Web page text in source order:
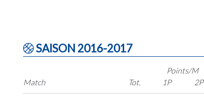
SAISON 2016-2017
Match
Points/M
Tot.
1P 2P